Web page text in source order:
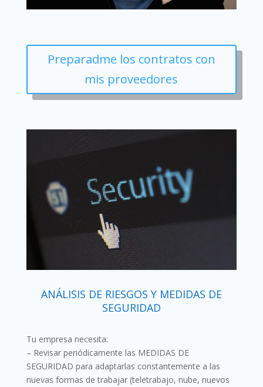
Preparadme los contratos con
mis proveedores
ANÁLISIS DE RIESGOS Y MEDIDAS DE
SEGURIDAD
Tu empresa necesita:
– Revisar periódicamente las MEDIDAS DE
SEGURIDAD para adaptarlas constantemente a las
nuevas formas de trabajar (teletrabajo, nube, nuevos